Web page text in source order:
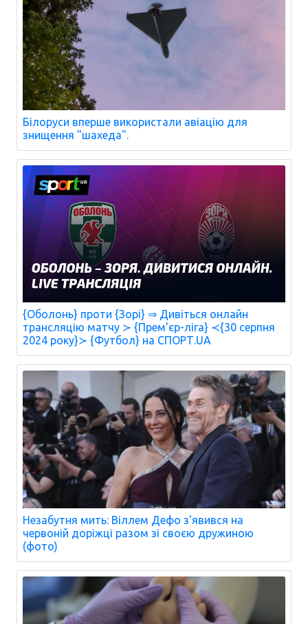
Білоруси вперше використали авіацію для
знищення "шахеда".
{Оболонь} проти {Зорі} ⇒ Дивіться онлайн
трансляцію матчу ≻ {Прем'єр-ліга} ≺{30 серпня
2024 року}≻ {Футбол} на СПОРТ.UA
Незабутня мить: Віллем Дефо з'явився на
червоній доріжці разом зі своєю дружиною
(фото)